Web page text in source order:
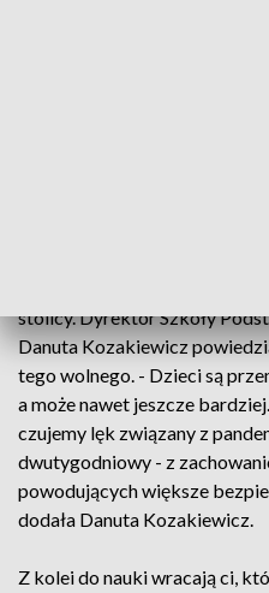
stolicy. Dyrektor Szkoły
Danuta Kozakiewicz
tego wolnego. - Dzieci są
a może nawet jeszcze
czujemy lęk związany z
dwutygodniowy - z
powodujących większe
dodała Danuta Kozakiewicz.
Z kolei do nauki wracają ci,